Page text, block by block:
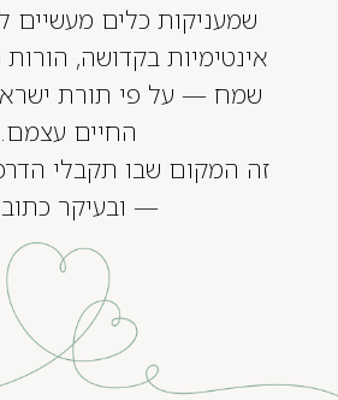
שמעניקות כלים מעשיים
אינטימיות בקדושה, הורות
שמח — על פי תורת ישראל
החיים עצמם.
זה המקום שבו תקבלי הדרכה,
— ובעיקר כתובת.